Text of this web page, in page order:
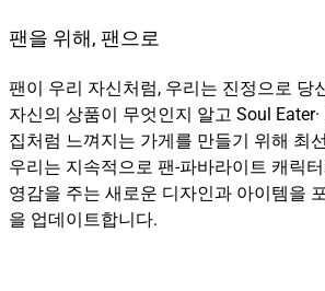
팬을 위해, 팬으로
팬이 우리 자신처럼, 우리는 진정으로 당
자신의 상품이 무엇인지 알고 Soul
집처럼 느껴지는 가게를 만들기 위해 최
우리는 지속적으로 팬-파바라이트 캐릭
영감을 주는 새로운 디자인과 아이템을
을 업데이트합니다.